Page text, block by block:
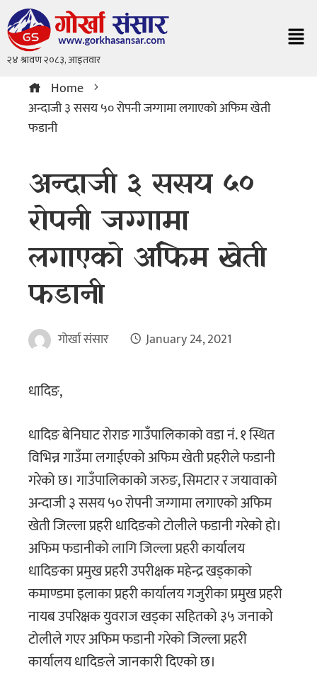
Home
अन्दाजी ३ ससय ५० रोपनी जग्गामा लगाएको अफिम खेती
फडानी
अन्दाजी ३ ससय ५०
रोपनी जग्गामा
लगाएको अफिम खेती
फडानी
गोर्खा संसार January 24, 2021
धादिङ,
धादिङ बेनिघाट रोराङ गाउँपालिकाको वडा नं. १ स्थित
विभिन्न गाउँमा लगाईएको अफिम खेती प्रहरीले फडानी
गरेको छ। गाउँपालिकाको जरुङ, सिमटार र जयावाको
अन्दाजी ३ ससय ५० रोपनी जग्गामा लगाएको अफिम
खेती जिल्ला प्रहरी धादिङको टोलीले फडानी गरेको हो।
अफिम फडानीको लागि जिल्ला प्रहरी कार्यालय
धादिङका प्रमुख प्रहरी उपरीक्षक महेन्द्र खड्काको
कमाण्डमा इलाका प्रहरी कार्यालय गजुरीका प्रमुख प्रहरी
नायब उपरिक्षक युवराज खड्का सहितको ३५ जनाको
टोलीले गएर अफिम फडानी गरेको जिल्ला प्रहरी
कार्यालय धादिङले जानकारी दिएको छ।